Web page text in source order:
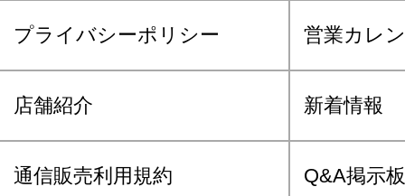
プライバシーポリシー 営業カレ
店舗紹介 新着情報
通信販売利用規約 Q&A掲示板